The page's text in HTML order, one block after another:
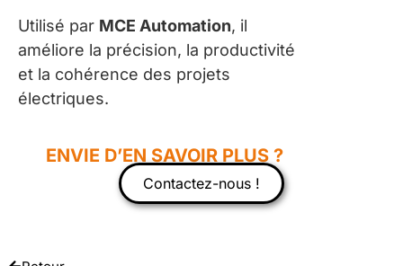
Utilisé par MCE Automation, il
améliore la précision, la productivité
et la cohérence des projets
électriques.
ENVIE D’EN SAVOIR PLUS ?
Contactez-nous !